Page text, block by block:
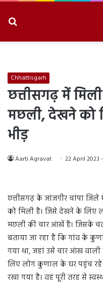
Chhattisgarh
छत्तीसगढ़ में
मछली, देखने को
भीड़
Aarti Agravat 22 April 2023
छत्तीसगढ़ के जांजगीर चांपा
को मिली है। जिसे देखने के लिए
मछली की चार आंखें हैं। जिसके
बताया जा रहा है कि गांव के
गया था, जहां उसे चार आंख
लिए लोग कुणाल के घर पहुंच रहे
रखा गया है। वह पूरी तरह से